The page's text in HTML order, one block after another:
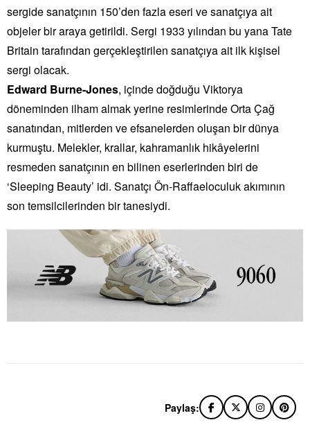
sergide sanatçının 150’den fazla eseri ve sanatçıya ait
objeler bir araya getirildi. Sergi 1933 yılından bu yana Tate
Britain tarafından gerçekleştirilen sanatçıya ait ilk kişisel
sergi olacak.
Edward Burne-Jones, içinde doğduğu Viktorya
döneminden ilham almak yerine resimlerinde Orta Çağ
sanatından, mitlerden ve efsanelerden oluşan bir dünya
kurmuştu. Melekler, krallar, kahramanlık hikâyelerini
resmeden sanatçının en bilinen eserlerinden biri de
‘Sleeping Beauty’ idi. Sanatçı Ön-Raffaeloculuk akımının
son temsilcilerinden bir tanesiydi.
Paylaş: